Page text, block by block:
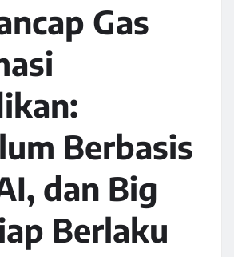
Gas
Berbasis
dan Big
Berlaku